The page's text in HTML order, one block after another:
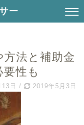
ー
法と補助金
性も
日 / 2019年5月3日